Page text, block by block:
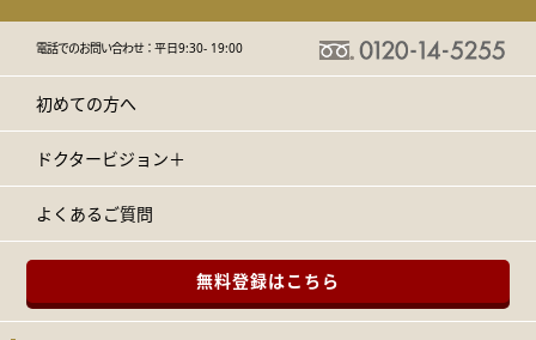
電話でのお問い合わせ：平日9:30- 19:00
初めての方へ
ドクタービジョン＋
よくあるご質問
無料登録はこちら